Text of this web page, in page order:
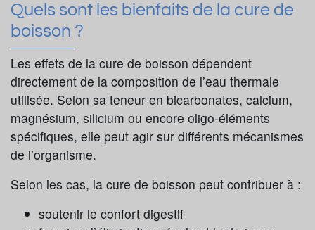
Quels sont les bienfaits de la cure de
boisson ?
Les effets de la cure de boisson dépendent
directement de la composition de l’eau thermale
utilisée. Selon sa teneur en bicarbonates, calcium,
magnésium, silicium ou encore oligo-éléments
spécifiques, elle peut agir sur différents mécanismes
de l’organisme.
Selon les cas, la cure de boisson peut contribuer à :
soutenir le confort digestif